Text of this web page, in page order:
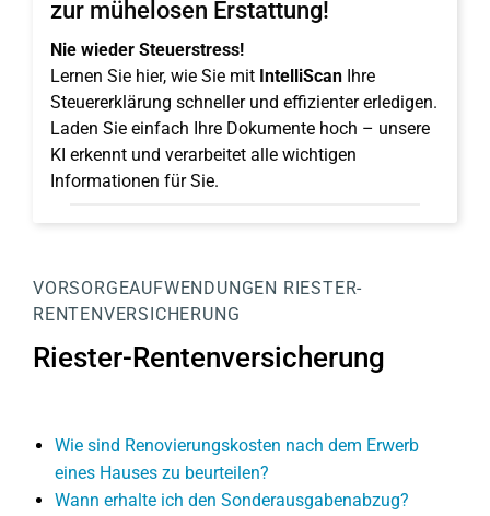
zur mühelosen Erstattung!
Nie wieder Steuerstress!
Lernen Sie hier, wie Sie mit IntelliScan Ihre
Steuererklärung schneller und effizienter erledigen.
Laden Sie einfach Ihre Dokumente hoch – unsere
KI erkennt und verarbeitet alle wichtigen
Informationen für Sie.
VORSORGEAUFWENDUNGEN RIESTER-
RENTENVERSICHERUNG
Riester-Rentenversicherung
Wie sind Renovierungskosten nach dem Erwerb
eines Hauses zu beurteilen?
Wann erhalte ich den Sonderausgabenabzug?